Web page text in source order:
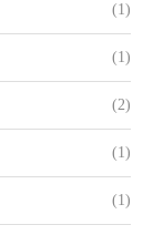
(1)
(1)
(2)
(1)
(1)